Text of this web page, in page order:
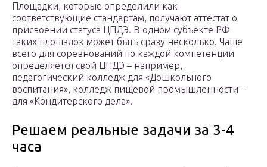
Площадки, которые определили как
соответствующие стандартам, получают аттестат о
присвоении статуса ЦПДЭ. В одном субъекте РФ
таких площадок может быть сразу несколько. Чаще
всего для соревнований по каждой компетенции
определяется свой ЦПДЭ – например,
педагогический колледж для «Дошкольного
воспитания», колледж пищевой промышленности –
для «Кондитерского дела».
Решаем реальные задачи за 3-4
часа